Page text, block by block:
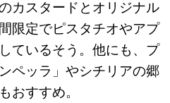
カスタードとオリジナル
限定でピスタチオやアプ
ているそう。他にも、プ
ペッラ」やシチリアの郷
おすすめ。